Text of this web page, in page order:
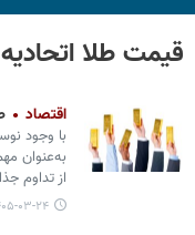
قیمت طلا
اقتصاد
با وجود
به‌عنوان
از تداوم
۱۴۰۵-۰۳-۲۴